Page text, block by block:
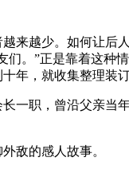
来越少。如何让后
。”正是靠着这种
年，就收集整理装订
一职，曾沿父亲当
敌的感人故事。